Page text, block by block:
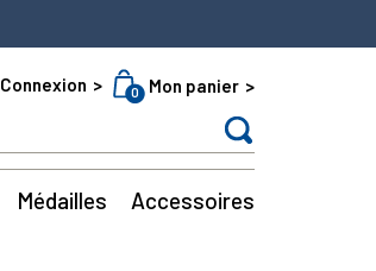
Connexion 0 Mon panier
Médailles Accessoires